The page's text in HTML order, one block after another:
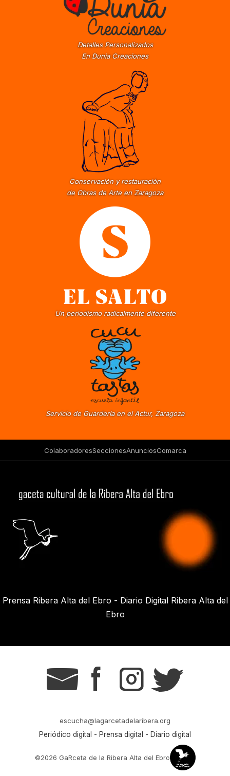
Detalles Personalizados
En Dunia Creaciones
Conservación y restauración
de Obras de Arte en Zaragoza
Un periodismo radicalmente diferente
Servicio de Guardería en el Actur, Zaragoza
ColaboradoresSeccionesAnunciosComarca
Prensa Ribera Alta del Ebro - Diario Digital Ribera Alta del
Ebro
g s t r
escucha@lagarcetadelaribera.org
Periódico digital - Prensa digital - Diario digital
©2026 GaRceta de la Ribera Alta del Ebro